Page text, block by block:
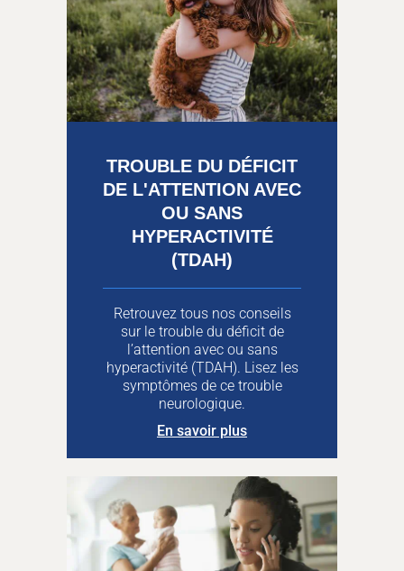
TROUBLE DU DÉFICIT
DE L'ATTENTION AVEC
OU SANS
HYPERACTIVITÉ
(TDAH)
Retrouvez tous nos conseils
sur le trouble du déficit de
l’attention avec ou sans
hyperactivité (TDAH). Lisez les
symptômes de ce trouble
neurologique.
En savoir plus